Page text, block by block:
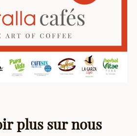
plus sur nous